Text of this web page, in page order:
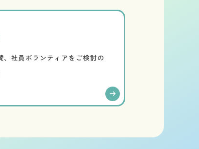
社員ボランティアをご検討の